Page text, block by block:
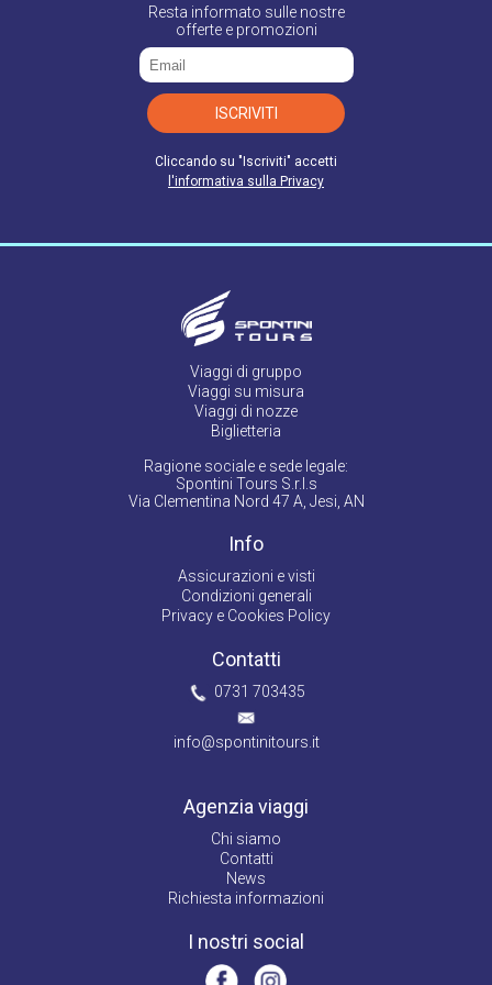
Resta informato sulle nostre
offerte e promozioni
ISCRIVITI
Cliccando su "Iscriviti" accetti
l'informativa sulla Privacy
Viaggi di gruppo
Viaggi su misura
Viaggi di nozze
Biglietteria
Ragione sociale e sede legale:
Spontini Tours S.r.l.s
Via Clementina Nord 47 A, Jesi, AN
Info
Assicurazioni e visti
Condizioni generali
Privacy e Cookies Policy
Contatti
0731 703435
info@spontinitours.it
Agenzia viaggi
Chi siamo
Contatti
News
Richiesta informazioni
I nostri social